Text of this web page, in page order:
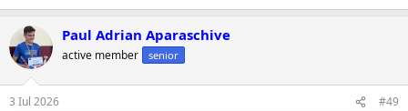
Paul Adrian Aparaschive
active member senior
3 Iul 2026 #49